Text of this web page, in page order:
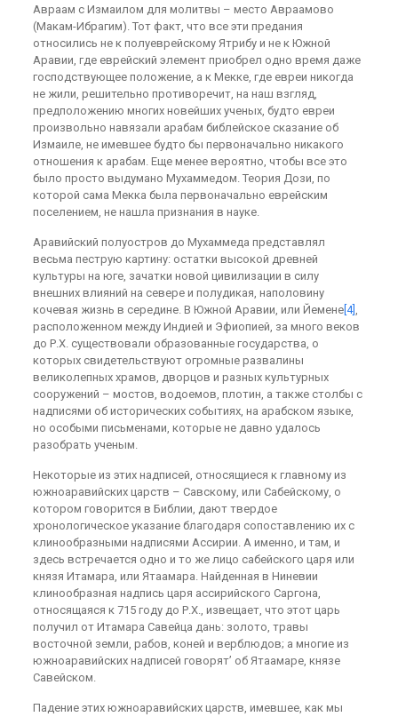
Авраам с Измаилом для молитвы – место Авраамово
(Макам-Ибрагим). Тот факт, что все эти предания
относились не к полуеврейскому Ятрибу и не к Южной
Аравии, где еврейский элемент приобрел одно время даже
господствующее положение, а к Мекке, где евреи никогда
не жили, решительно противоречит, на наш взгляд,
предположению многих новейших ученых, будто евреи
произвольно навязали арабам библейское сказание об
Измаиле, не имевшее будто бы первоначально никакого
отношения к арабам. Еще менее вероятно, чтобы все это
было просто выдумано Мухаммедом. Теория Дози, по
которой сама Мекка была первоначально еврейским
поселением, не нашла признания в науке.
Аравийский полуостров до Мухаммеда представлял
весьма пеструю картину: остатки высокой древней
культуры на юге, зачатки новой цивилизации в силу
внешних влияний на севере и полудикая, наполовину
кочевая жизнь в середине. В Южной Аравии, или Йемене[4],
расположенном между Индией и Эфиопией, за много веков
до Р.Х. существовали образованные государства, о
которых свидетельствуют огромные развалины
великолепных храмов, дворцов и разных культурных
сооружений – мостов, водоемов, плотин, а также столбы с
надписями об исторических событиях, на арабском языке,
но особыми письменами, которые не давно удалось
разобрать ученым.
Некоторые из этих надписей, относящиеся к главному из
южноаравийских царств – Савскому, или Сабейскому, о
котором говорится в Библии, дают твердое
хронологическое указание благодаря сопоставлению их с
клинообразными надписями Ассирии. А именно, и там, и
здесь встречается одно и то же лицо сабейского царя или
князя Итамара, или Ятаамара. Найденная в Ниневии
клинообразная надпись царя ассирийского Саргона,
относящаяся к 715 году до Р.Х., извещает, что этот царь
получил от Итамара Савейца дань: золото, травы
восточной земли, рабов, коней и верблюдов; а многие из
южноаравийских надписей говорят’ об Ятаамаре, князе
Савейском.
Падение этих южноаравийских царств, имевшее, как мы